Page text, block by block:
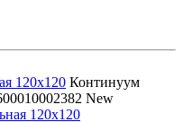
120x120 Континуум
New